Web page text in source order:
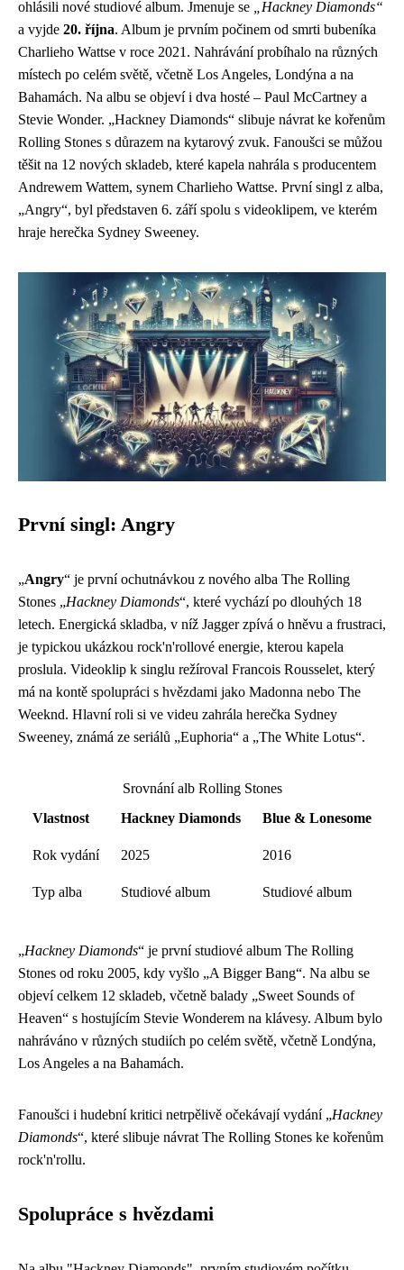
ohlásili nové studiové album. Jmenuje se
„Hackney Diamonds“
a vyjde 20. října. Album je prvním počinem od smrti bubeníka
Charlieho Wattse v roce 2021. Nahrávání probíhalo na různých
místech po celém světě, včetně Los Angeles, Londýna a na
Bahamách. Na albu se objeví i dva hosté – Paul McCartney a
Stevie Wonder. „Hackney Diamonds“ slibuje návrat ke kořenům
Rolling Stones s důrazem na kytarový zvuk. Fanoušci se můžou
těšit na 12 nových skladeb, které kapela nahrála s producentem
Andrewem Wattem, synem Charlieho Wattse. První singl z alba,
„Angry“, byl představen 6. září spolu s videoklipem, ve kterém
hraje herečka Sydney Sweeney.
První singl: Angry
„Angry“ je první ochutnávkou z nového alba The Rolling
Stones „Hackney Diamonds“, které vychází po dlouhých 18
letech. Energická skladba, v níž Jagger zpívá o hněvu a frustraci,
je typickou ukázkou rock'n'rollové energie, kterou kapela
proslula. Videoklip k singlu režíroval Francois Rousselet, který
má na kontě spolupráci s hvězdami jako Madonna nebo The
Weeknd. Hlavní roli si ve videu zahrála herečka Sydney
Sweeney, známá ze seriálů „Euphoria“ a „The White Lotus“.
Srovnání alb Rolling Stones
Vlastnost
Hackney Diamonds Blue & Lonesome
Rok vydání 2025 2016
Typ alba Studiové album Studiové album
„Hackney Diamonds“ je první studiové album The Rolling
Stones od roku 2005, kdy vyšlo „A Bigger Bang“. Na albu se
objeví celkem 12 skladeb, včetně balady „Sweet Sounds of
Heaven“ s hostujícím Stevie Wonderem na klávesy. Album bylo
nahráváno v různých studiích po celém světě, včetně Londýna,
Los Angeles a na Bahamách.
Fanoušci i hudební kritici netrpělivě očekávají vydání „Hackney
Diamonds“, které slibuje návrat The Rolling Stones ke kořenům
rock'n'rollu.
Spolupráce s hvězdami